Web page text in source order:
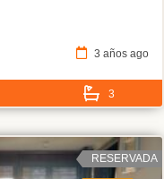
3 años ago
3
RESERVADA